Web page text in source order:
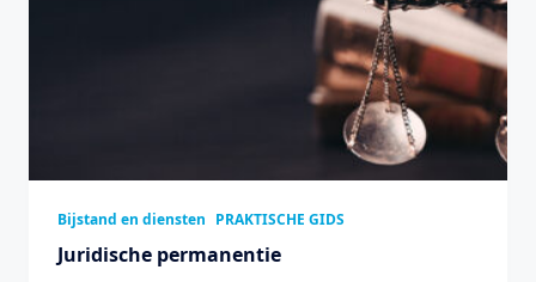
Bijstand en diensten PRAKTISCHE GIDS
Juridische permanentie